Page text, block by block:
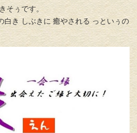
そぅです。
白き しぶきに 癒やされる っといぅの